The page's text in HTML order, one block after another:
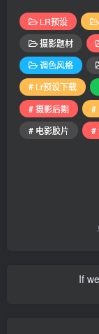
LR预设
摄影题材
调色风格
# Lr预设下载
# 摄影后期
#
# 电影胶片
#
If